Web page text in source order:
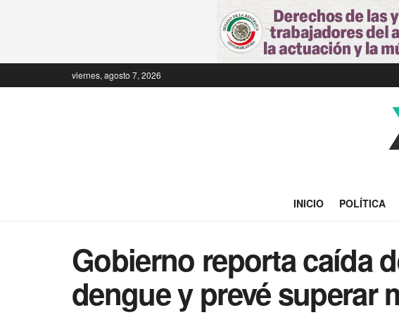
viernes, agosto 7, 2026
INICIO POLÍTICA
Gobierno reporta caída
dengue y prevé superar